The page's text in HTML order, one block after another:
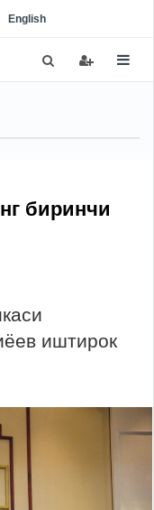
English
биринчи
иштирок